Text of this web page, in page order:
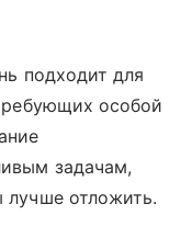
подходит для
особой
задачам,
лучше отложить.